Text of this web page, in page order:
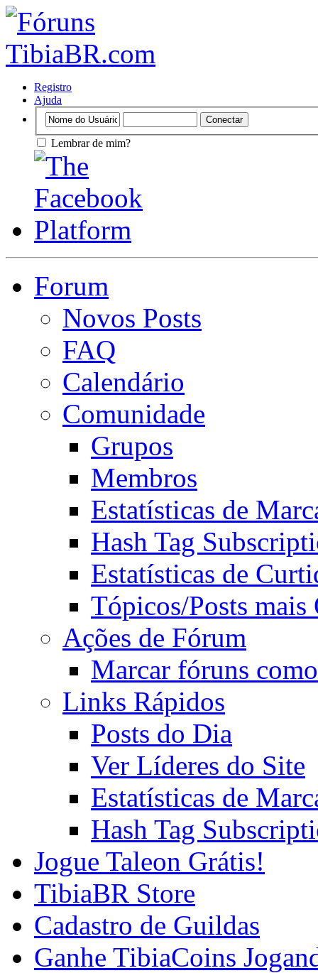
Registro
Ajuda
Lembrar de mim?
Forum
Novos Posts
FAQ
Calendário
Comunidade
Grupos
Membros
Estatísticas de
Hash Tag
Estatísticas de
Tópicos/Posts mais
Ações de Fórum
Marcar fóruns
Links Rápidos
Posts do Dia
Ver Líderes do Site
Estatísticas de
Hash Tag
Jogue Taleon Grátis!
TibiaBR Store
Cadastro de Guildas
Ganhe TibiaCoins